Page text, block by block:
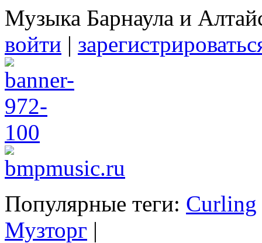
Музыка Барнаула и
войти |
Популярные теги: Curling
Музторг |